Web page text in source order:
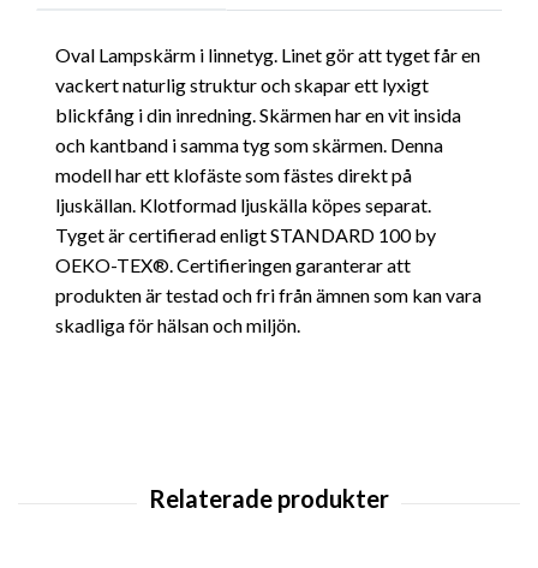
Oval Lampskärm i linnetyg. Linet gör att tyget får en
vackert naturlig struktur och skapar ett lyxigt
blickfång i din inredning. Skärmen har en vit insida
och kantband i samma tyg som skärmen. Denna
modell har ett klofäste som fästes direkt på
ljuskällan. Klotformad ljuskälla köpes separat.
Tyget är certifierad enligt STANDARD 100 by
OEKO-TEX®. Certifieringen garanterar att
produkten är testad och fri från ämnen som kan vara
skadliga för hälsan och miljön.